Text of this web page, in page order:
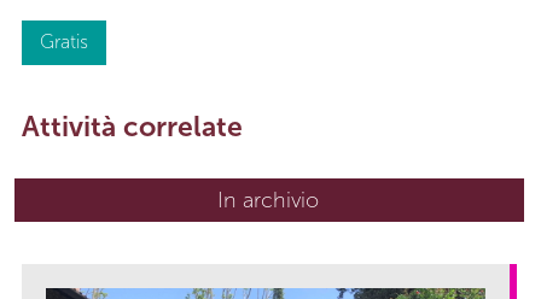
Gratis
Attività correlate
In archivio